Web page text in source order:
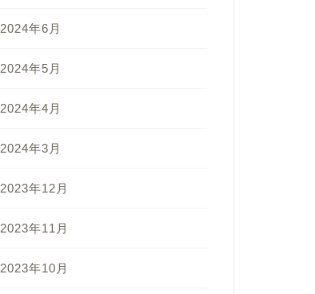
2024年6月
2024年5月
2024年4月
2024年3月
2023年12月
2023年11月
2023年10月